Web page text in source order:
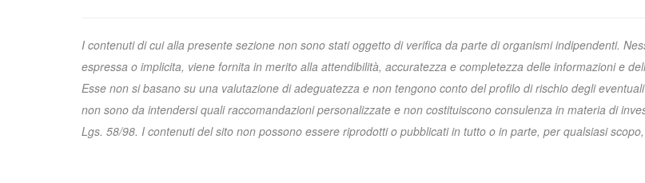
I contenuti di cui alla presente sezione non sono stati oggetto di verifica da parte di organismi indipendenti.
espressa o implicita, viene fornita in merito alla attendibilità, accuratezza e completezza delle informazioni e
Esse non si basano su una valutazione di adeguatezza e non tengono conto del profilo di rischio degli
non sono da intendersi quali raccomandazioni personalizzate e non costituiscono consulenza in materia di
Lgs. 58/98. I contenuti del sito non possono essere riprodotti o pubblicati in tutto o in parte, per qualsiasi